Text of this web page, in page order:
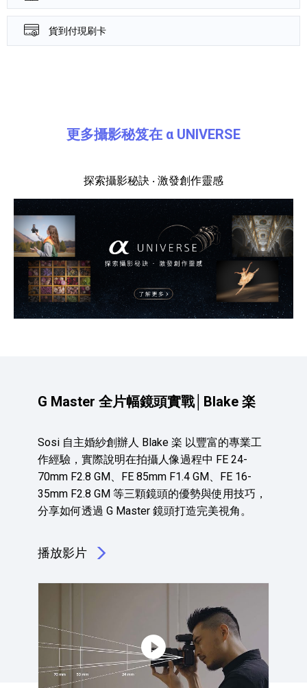
貨到付現刷卡
更多攝影秘笈在 α UNIVERSE
探索攝影秘訣 ‧ 激發創作靈感
G Master 全片幅鏡頭實戰│Blake 楽
Sosi 自主婚紗創辦人 Blake 楽 以豐富的專業工
作經驗，實際說明在拍攝人像過程中 FE 24-
70mm F2.8 GM、FE 85mm F1.4 GM、FE 16-
35mm F2.8 GM 等三顆鏡頭的優勢與使用技巧，
分享如何透過 G Master 鏡頭打造完美視角。
播放影片